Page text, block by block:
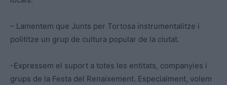
– Lamentem que Junts per Tortosa instrumentalitze i
polititze un grup de cultura popular de la ciutat.
-Expressem el suport a totes les entitats, companyies i
grups de la Festa del Renaixement. Especialment, volem